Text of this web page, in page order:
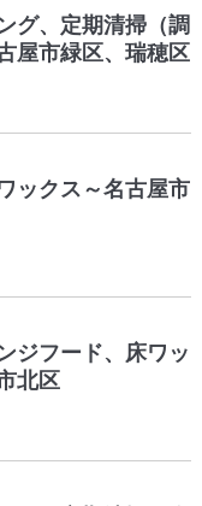
グ、定期清掃（調
屋市緑区、瑞穂区
ックス～名古屋市
ジフード、床ワッ
北区